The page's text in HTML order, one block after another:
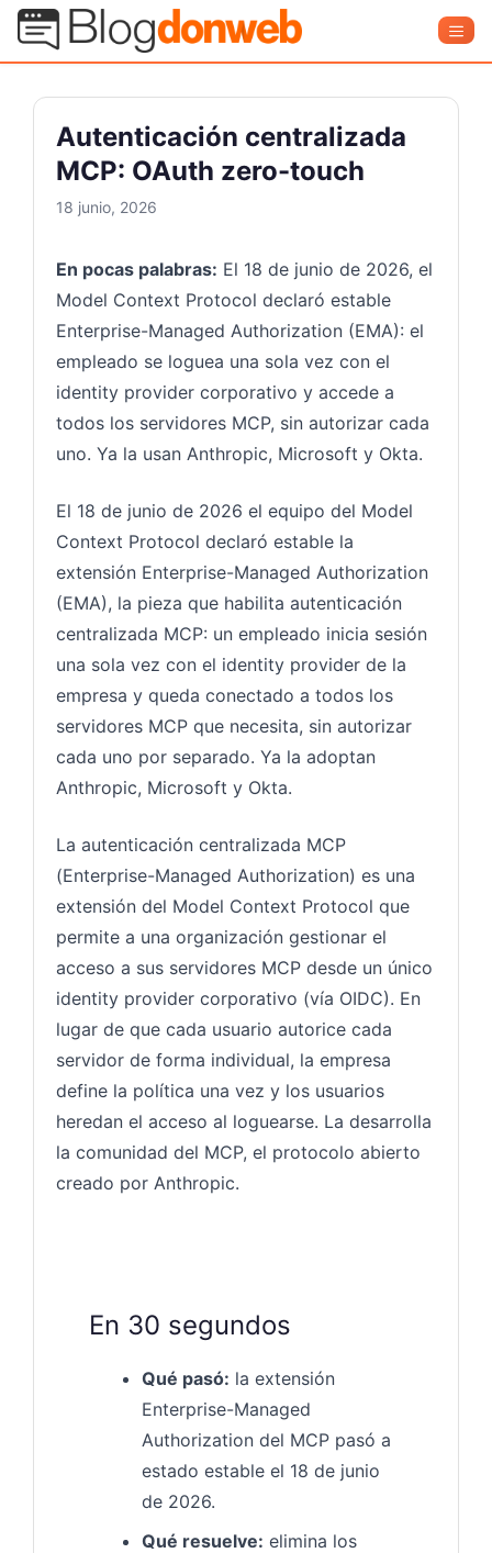
Saltar
contenido
Blog Donweb
Autenticación centralizada
MCP: OAuth zero-touch
18 junio, 2026
En pocas palabras: El 18 de junio de 2026, el
Model Context Protocol declaró estable
Enterprise-Managed Authorization (EMA): el
empleado se loguea una sola vez con el
identity provider corporativo y accede a
todos los servidores MCP, sin autorizar cada
uno. Ya la usan Anthropic, Microsoft y Okta.
El 18 de junio de 2026 el equipo del Model
Context Protocol declaró estable la
extensión Enterprise-Managed Authorization
(EMA), la pieza que habilita autenticación
centralizada MCP: un empleado inicia sesión
una sola vez con el identity provider de la
empresa y queda conectado a todos los
servidores MCP que necesita, sin autorizar
cada uno por separado. Ya la adoptan
Anthropic, Microsoft y Okta.
La autenticación centralizada MCP
(Enterprise-Managed Authorization) es una
extensión del Model Context Protocol que
permite a una organización gestionar el
acceso a sus servidores MCP desde un único
identity provider corporativo (vía OIDC). En
lugar de que cada usuario autorice cada
servidor de forma individual, la empresa
define la política una vez y los usuarios
heredan el acceso al loguearse. La desarrolla
la comunidad del MCP, el protocolo abierto
creado por Anthropic.
En 30 segundos
Qué pasó: la extensión
Enterprise-Managed
Authorization del MCP pasó a
estado estable el 18 de junio
de 2026.
Qué resuelve: elimina los